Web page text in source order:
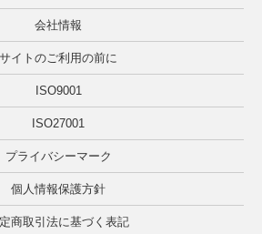
会社情報
サイトのご利用の前に
ISO9001
ISO27001
プライバシーマーク
個人情報保護方針
商取引法に基づく表記